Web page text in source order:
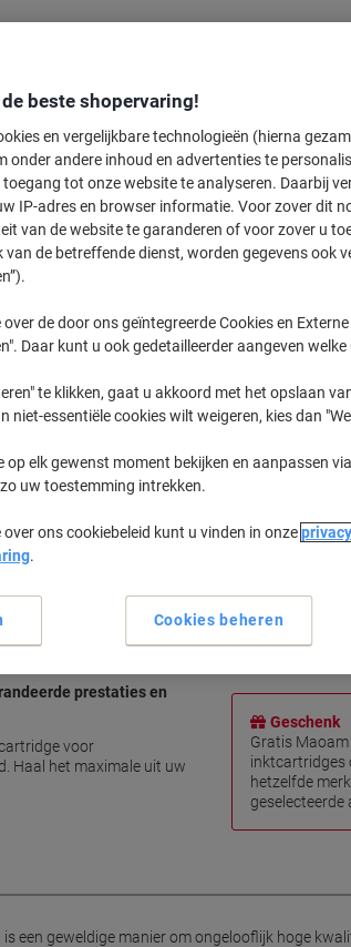
prestaties en
voor
Haal het maximale uit uw
Aantal
1Stuk
2Stuk
Momenteel op
Aan een lijst
Belangrijkste
Ideaal voor
Watervast en
Geschenk
Gratis
inktcartridges
hetzelfde
geselecteerde
een geweldige manier om ongelooflijk hoge
beste shopervaring!
en vergelijkbare technologieën (hierna
onder andere inhoud en advertenties te
tot onze website te analyseren. Daarbij
IP-adres en browser informatie. Voor zover dit
van de website te garanderen of voor zover u
van de betreffende dienst, worden gegevens ook
de door ons geïntegreerde Cookies en
Daar kunt u ook gedetailleerder aangeven
te klikken, gaat u akkoord met het opslaan
niet-essentiële cookies wilt weigeren, kies dan
op elk gewenst moment bekijken en aanpassen
uw toestemming intrekken.
ons cookiebeleid kunt u vinden in onze
.
Cookies beheren